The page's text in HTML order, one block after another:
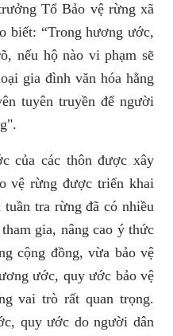
Tổ Bảo vệ rừng xã
biết: “Trong hương ước,
nếu hộ nào vi phạm sẽ
gia đình văn hóa hằng
tuyên truyền để người
của các thôn được xây
vệ rừng được triển khai
tra rừng đã có nhiều
gia, nâng cao ý thức
cộng đồng, vừa bảo vệ
ước, quy ước bảo vệ
vai trò rất quan trọng.
quy ước do người dân